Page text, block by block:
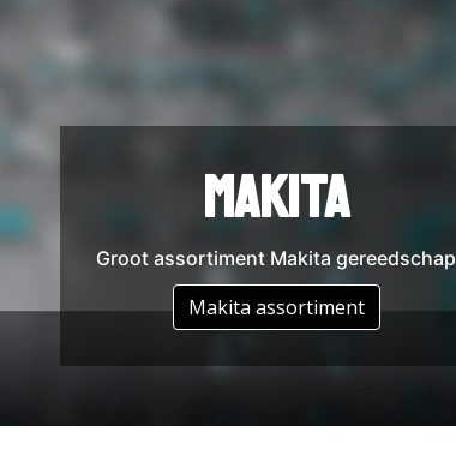
Makita
Groot assortiment Makita gereedschap
Makita assortiment
DeWalt
Groot assortiment DeWalt gereedschap
Assortiment DeWalt